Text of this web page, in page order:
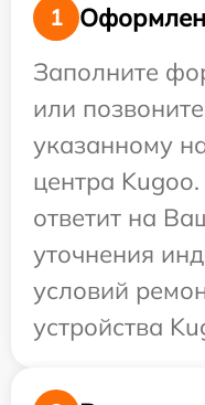
1
Заполните
или
указанному
центра
ответит на
уточнения
условий
устройства